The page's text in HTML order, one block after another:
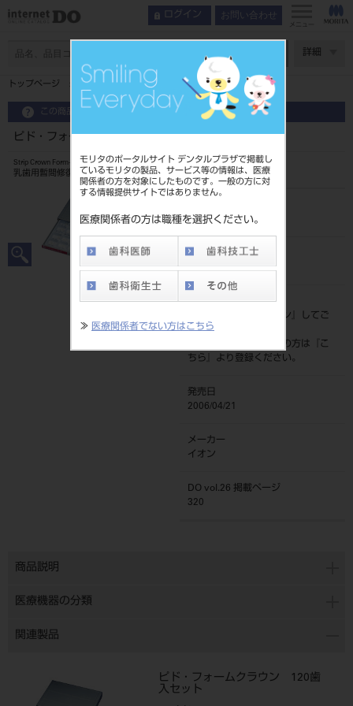
モリタのポータルサイト デンタルプラザで掲載し
ているモリタの製品、サービス等の情報は、医療
関係者の方を対象にしたものです。一般の方に対
する情報提供サイトではありません。
医療関係者の方は職種を選択ください。
≫ 医療関係者でない方はこちら
ログイン お問い合わせ
メニュー
詳細
トップページ ピド・フォームクラウン 補充用5歯入 ULL3
この商品に関するお問い合わせ
ピド・フォームクラウン 補充用5歯入 ULL3
Strip Crown Form-Pedo
乳歯用暫間修復材補助器具
206510483
JAN/EANコード
標準価格
ログイン
』してご
覧ください。
ネット会員登録がまだの方は『
こ
ちら
』より登録ください。
発売日
2006/04/21
メーカー
イオン
DO vol.26 掲載ページ
320
商品説明
医療機器の分類
関連製品
ピド・フォームクラウン 120歯
入セット